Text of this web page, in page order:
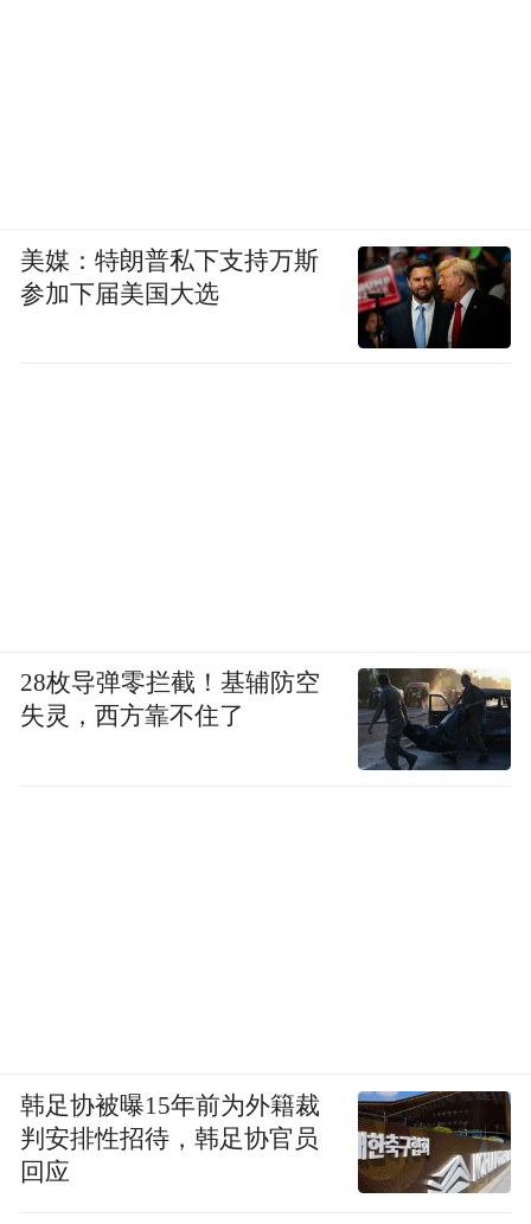
美媒：特朗普私下支持万斯
参加下届美国大选
28枚导弹零拦截！基辅防空
失灵，西方靠不住了
韩足协被曝15年前为外籍裁
判安排性招待，韩足协官员
回应